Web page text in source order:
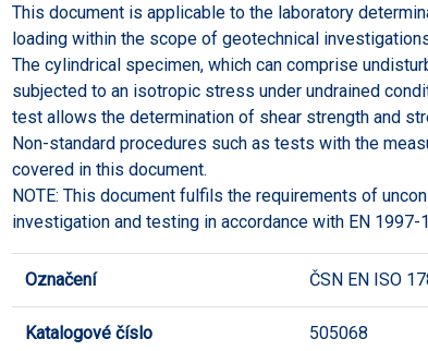
This document is applicable to the laboratory
loading within the scope of geotechnical
The cylindrical specimen, which can comprise
subjected to an isotropic stress under undrained
test allows the determination of shear strength and
Non-standard procedures such as tests with the
covered in this document.
NOTE: This document fulfils the requirements of
investigation and testing in accordance with EN 1997-
Označení ČSN EN ISO
Katalogové číslo 505068